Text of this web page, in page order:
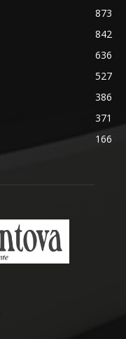
873
842
636
527
386
371
166